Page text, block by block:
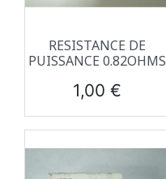
RESISTANCE DE
PUISSANCE 0.82OHMS
Prix
1,00 €